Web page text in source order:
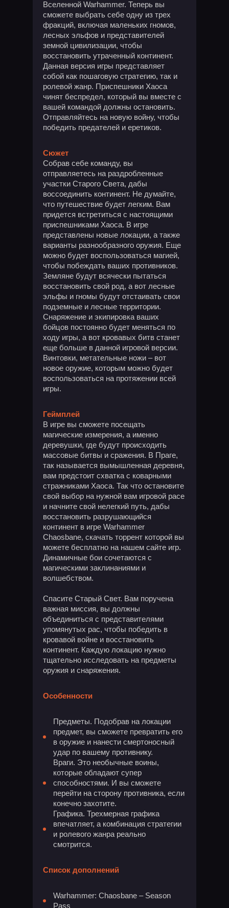
Вселенной Warhammer. Теперь вы
сможете выбрать себе одну из трех
фракций, включая маленьких гномов,
лесных эльфов и представителей
земной цивилизации, чтобы
восстановить утраченный континент.
Данная версия игры представляет
собой как пошаговую стратегию, так и
ролевой жанр. Приспешники Хаоса
чинят беспредел, который вы вместе с
вашей командой должны остановить.
Отправляйтесь на новую войну, чтобы
победить предателей и еретиков.
Сюжет
Собрав себе команду, вы
отправляетесь на раздробленные
участки Старого Света, дабы
воссоединить континент. Не думайте,
что путешествие будет легким. Вам
придется встретиться с настоящими
приспешниками Хаоса. В игре
представлены новые локации, а также
варианты разнообразного оружия. Еще
можно будет воспользоваться магией,
чтобы побеждать ваших противников.
Земляне будут всячески пытаться
восстановить свой род, а вот лесные
эльфы и гномы будут отстаивать свои
подземные и лесные территории.
Снаряжение и экипировка ваших
бойцов постоянно будет меняться по
ходу игры, а вот кровавых битв станет
еще больше в данной игровой версии.
Винтовки, метательные ножи – вот
новое оружие, которым можно будет
воспользоваться на протяжении всей
игры.
Геймплей
В игре вы сможете посещать
магические измерения, а именно
деревушки, где будут происходить
массовые битвы и сражения. В Праге,
так называется вымышленная деревня,
вам предстоит схватка с коварными
стражниками Хаоса. Так что остановите
свой выбор на нужной вам игровой расе
и начните свой нелегкий путь, дабы
восстановить разрушающийся
континент в игре Warhammer
Chaosbane, скачать торрент которой вы
можете бесплатно на нашем сайте игр.
Динамичные бои сочетаются с
магическими заклинаниями и
волшебством.
Спасите Старый Свет. Вам поручена
важная миссия, вы должны
объединиться с представителями
упомянутых рас, чтобы победить в
кровавой войне и восстановить
континент. Каждую локацию нужно
тщательно исследовать на предметы
оружия и снаряжения.
Особенности
Предметы. Подобрав на локации
предмет, вы сможете превратить его
в оружие и нанести смертоносный
удар по вашему противнику.
Враги. Это необычные воины,
которые обладают супер
способностями. И вы сможете
перейти на сторону противника, если
конечно захотите.
Графика. Трехмерная графика
впечатляет, а комбинация стратегии
и ролевого жанра реально
смотрится.
Список дополнений
Warhammer: Chaosbane – Season
Pass